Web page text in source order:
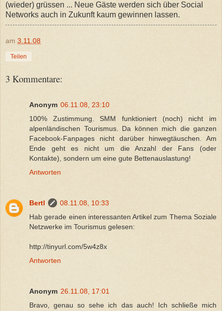
(wieder) grüssen ... Neue Gäste werden sich über Social
Networks auch in Zukunft kaum gewinnen lassen.
am 3.11.08
Teilen
3 Kommentare:
Anonym 06.11.08, 23:10
100% Zustimmung. SMM funktioniert (noch) nicht im
alpenländischen Tourismus. Da können mich die ganzen
Facebook-Fanpages nicht darüber hinwegtäuschen. Am
Ende geht es nicht um die Anzahl der Fans (oder
Kontakte), sondern um eine gute Bettenauslastung!
Antworten
Bertl
08.11.08, 10:33
Hab gerade einen interessanten Artikel zum Thema Soziale
Netzwerke im Tourismus gelesen:
http://tinyurl.com/5w4z8x
Antworten
Anonym 26.11.08, 17:01
Bravo, genau so sehe ich das auch! Ich schließe mich